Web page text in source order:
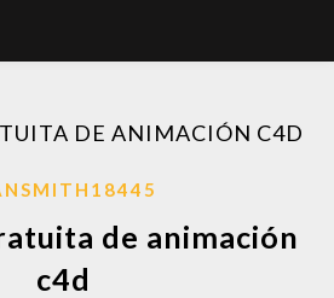
DE ANIMACIÓN C4D
de animación
c4d